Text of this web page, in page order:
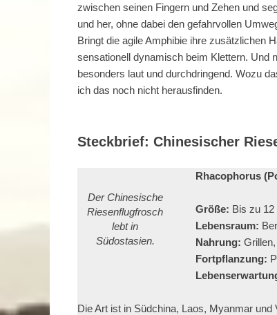
zwischen seinen Fingern und Zehen und
und her, ohne dabei den gefahrvollen
Bringt die agile Amphibie ihre zusätzlichen
sensationell dynamisch beim Klettern. Und
besonders laut und durchdringend. Wozu
ich das noch nicht herausfinden.
Steckbrief: Chinesischer
Der Chinesische
Riesenflugfrosch
lebt in
Südostasien.
Rhacophorus
Größe: Bis zu
Lebensraum:
Nahrung:
Fortpflanzung:
Die Art ist in Südchina, Laos, Myanmar